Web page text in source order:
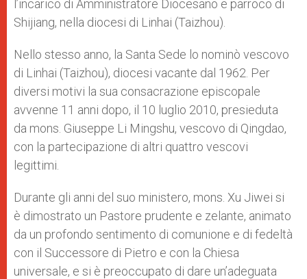
l’incarico di Amministratore Diocesano e parroco di
Shijiang, nella diocesi di Linhai (Taizhou).
Nello stesso anno, la Santa Sede lo nominò vescovo
di Linhai (Taizhou), diocesi vacante dal 1962. Per
diversi motivi la sua consacrazione episcopale
avvenne 11 anni dopo, il 10 luglio 2010, presieduta
da mons. Giuseppe Li Mingshu, vescovo di Qingdao,
con la partecipazione di altri quattro vescovi
legittimi.
Durante gli anni del suo ministero, mons. Xu Jiwei si
è dimostrato un Pastore prudente e zelante, animato
da un profondo sentimento di comunione e di fedeltà
con il Successore di Pietro e con la Chiesa
universale, e si è preoccupato di dare un’adeguata